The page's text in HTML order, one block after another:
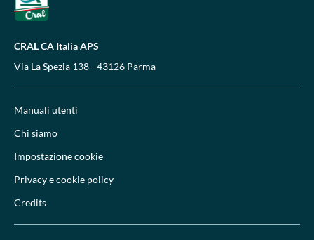
CRAL CA Italia APS
Via La Spezia 138 - 43126 Parma
Manuali utenti
Chi siamo
Impostazione cookie
Privacy e cookie policy
Credits